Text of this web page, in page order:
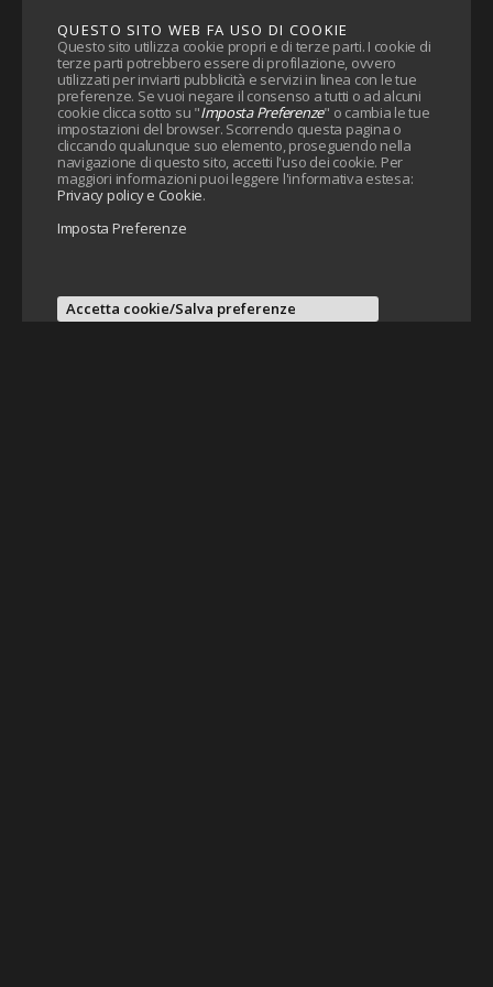
QUESTO SITO WEB FA USO DI COOKIE
Questo sito utilizza cookie propri e di terze parti. I cookie di
terze parti potrebbero essere di profilazione, ovvero
utilizzati per inviarti pubblicità e servizi in linea con le tue
preferenze. Se vuoi negare il consenso a tutti o ad alcuni
cookie clicca sotto su "Imposta Preferenze" o cambia le tue
impostazioni del browser. Scorrendo questa pagina o
cliccando qualunque suo elemento, proseguendo nella
navigazione di questo sito, accetti l'uso dei cookie. Per
maggiori informazioni puoi leggere l'informativa estesa:
Privacy policy e Cookie.
Imposta Preferenze
Accetta cookie/Salva preferenze